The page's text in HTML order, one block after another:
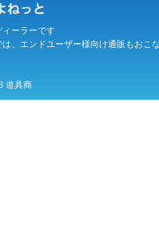
ーラーです
、エンドユーザー様向け通販もおこ
道具商